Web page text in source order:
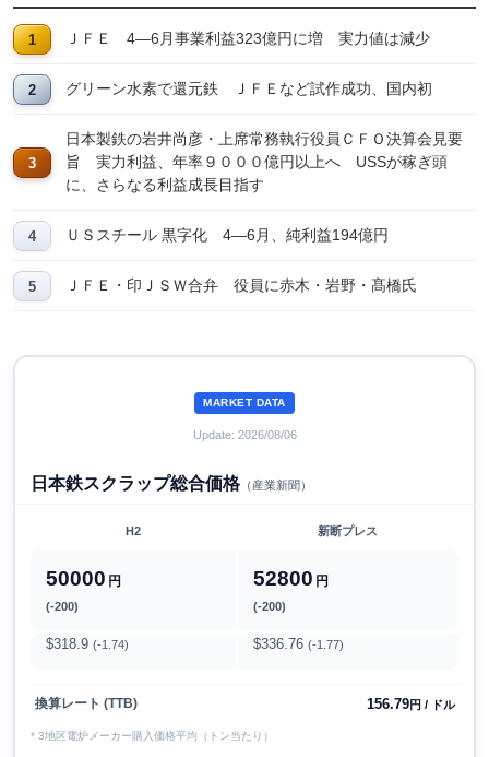
ＪＦＥ 4―6月事業利益323億円に増 実力値は減少
グリーン水素で還元鉄 ＪＦＥなど試作成功、国内初
日本製鉄の岩井尚彦・上席常務執行役員ＣＦＯ決算会見要
旨 実力利益、年率９０００億円以上へ USSが稼ぎ頭
に、さらなる利益成長目指す
ＵＳスチール 黒字化 4―6月、純利益194億円
ＪＦＥ・印ＪＳＷ合弁 役員に赤木・岩野・髙橋氏
MARKET DATA
Update: 2026/08/06
日本鉄スクラップ総合価格（産業新聞）
H2 新断プレス
50000 円
(-200)
52800 円
(-200)
$318.9 (-1.74) $336.76 (-1.77)
換算レート (TTB) 156.79円 / ドル
* 3地区電炉メーカー購入価格平均（トン当たり）